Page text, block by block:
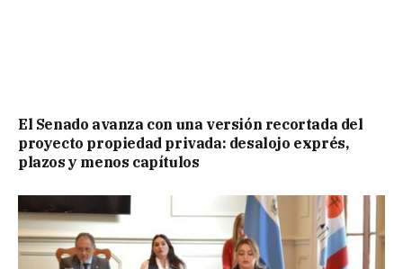
El Senado avanza con una versión recortada del
proyecto propiedad privada: desalojo exprés,
plazos y menos capítulos